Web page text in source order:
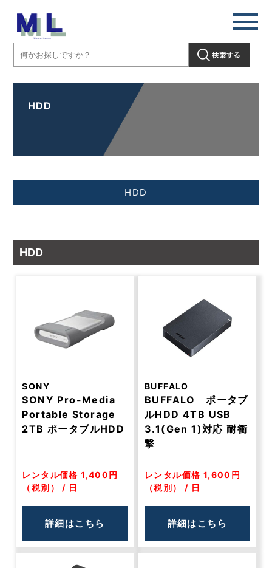
HDD
HDD
HDD
SONY
SONY Pro-Media
Portable Storage
2TB ポータブルHDD
レンタル価格 1,400円
（税別） / 日
詳細はこちら
BUFFALO
BUFFALO ポータブ
ルHDD 4TB USB
3.1(Gen 1)対応 耐衝
撃
レンタル価格 1,600円
（税別） / 日
詳細はこちら